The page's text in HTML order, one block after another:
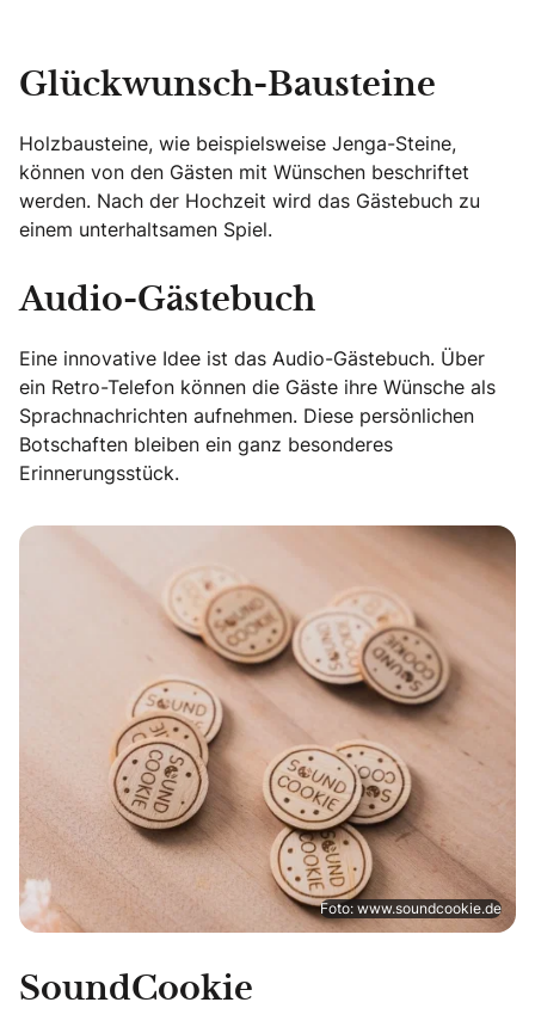
Glückwunsch-Bausteine
Holzbausteine, wie beispielsweise Jenga-Steine,
können von den Gästen mit Wünschen beschriftet
werden. Nach der Hochzeit wird das Gästebuch zu
einem unterhaltsamen Spiel.
Audio-Gästebuch
Eine innovative Idee ist das Audio-Gästebuch. Über
ein Retro-Telefon können die Gäste ihre Wünsche als
Sprachnachrichten aufnehmen. Diese persönlichen
Botschaften bleiben ein ganz besonderes
Erinnerungsstück.
Foto: www.soundcookie.de
SoundCookie